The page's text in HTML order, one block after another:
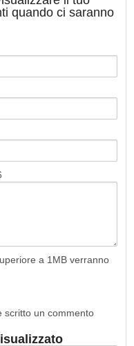
quando ci saranno
a 1MB verranno
scritto un commento